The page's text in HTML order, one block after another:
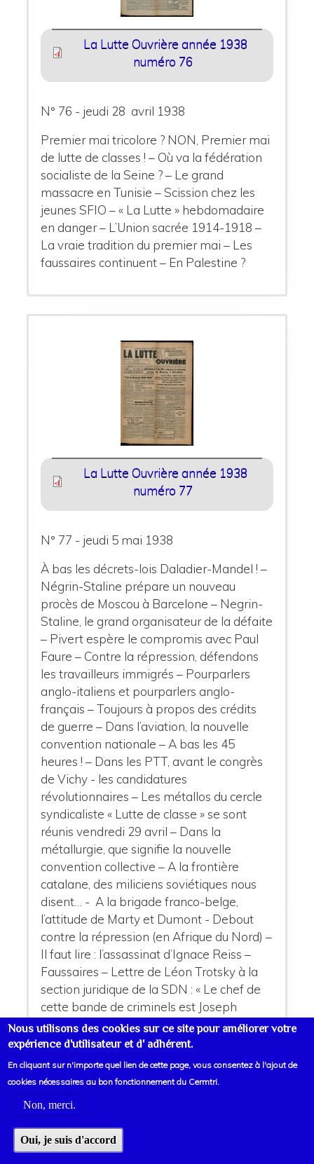
Nous utilisons des cookies sur ce site pour améliorer votre
expérience d'utilisateur et d' adhérent.
En cliquant sur n'importe quel lien de cette page, vous consentez à l'ajout de
cookies nécessaires au bon fonctionnement du Cermtri.
Non, merci.
Oui, je suis d'accord
La Lutte Ouvrière année 1938
numéro 76
N° 76 - jeudi 28 avril 1938
Premier mai tricolore ? NON, Premier mai
de lutte de classes ! – Où va la fédération
socialiste de la Seine ? – Le grand
massacre en Tunisie – Scission chez les
jeunes SFIO – « La Lutte » hebdomadaire
en danger – L’Union sacrée 1914-1918 –
La vraie tradition du premier mai – Les
faussaires continuent – En Palestine ?
La Lutte Ouvrière année 1938
numéro 77
N° 77 - jeudi 5 mai 1938
À bas les décrets-lois Daladier-Mandel ! –
Négrin-Staline prépare un nouveau
procès de Moscou à Barcelone – Negrin-
Staline, le grand organisateur de la défaite
– Pivert espère le compromis avec Paul
Faure – Contre la répression, défendons
les travailleurs immigrés – Pourparlers
anglo-italiens et pourparlers anglo-
français – Toujours à propos des crédits
de guerre – Dans l’aviation, la nouvelle
convention nationale – A bas les 45
heures ! – Dans les PTT, avant le congrès
de Vichy - les candidatures
révolutionnaires – Les métallos du cercle
syndicaliste « Lutte de classe » se sont
réunis vendredi 29 avril – Dans la
métallurgie, que signifie la nouvelle
convention collective – A la frontière
catalane, des miliciens soviétiques nous
disent… - A la brigade franco-belge,
l’attitude de Marty et Dumont - Debout
contre la répression (en Afrique du Nord) –
Il faut lire : l’assassinat d’Ignace Reiss –
Faussaires – Lettre de Léon Trotsky à la
section juridique de la SDN : « Le chef de
cette bande de criminels est Joseph
Staline. »